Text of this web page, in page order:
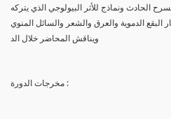
الحادث ونماذج للأثر البيولوجي الذي يتركه
الدموية والعرق والشعر والسائل المنوي
ويناقش المحاضر خلال الد
مخرجات الدورة :